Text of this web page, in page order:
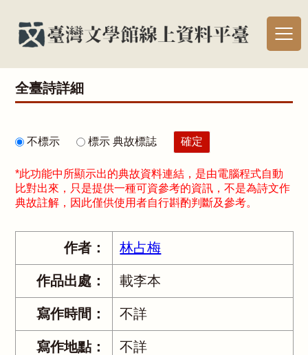
全臺詩詳細
不標示 標示 典故標誌
*此功能中所顯示出的典故資料連結，是由電腦程式自動
比對出來，只是提供一種可資參考的資訊，不是為詩文作
典故註解，因此僅供使用者自行斟酌判斷及參考。
作者： 林占梅
作品出處： 載李本
寫作時間： 不詳
寫作地點： 不詳